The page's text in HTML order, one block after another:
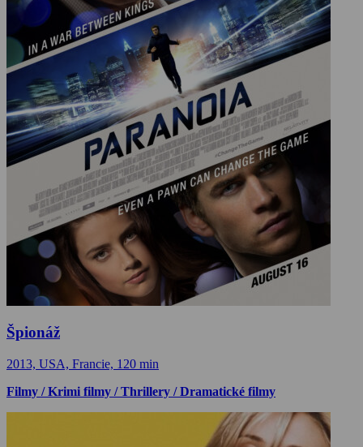
Špionáž
2013, USA, Francie, 120 min
Filmy / Krimi filmy / Thrillery / Dramatické filmy